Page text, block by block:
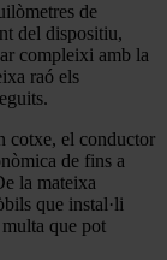
de
del dispositiu,
compleixi amb la
raó els
cotxe, el conductor
de fins a
la mateixa
que instal·li
que pot